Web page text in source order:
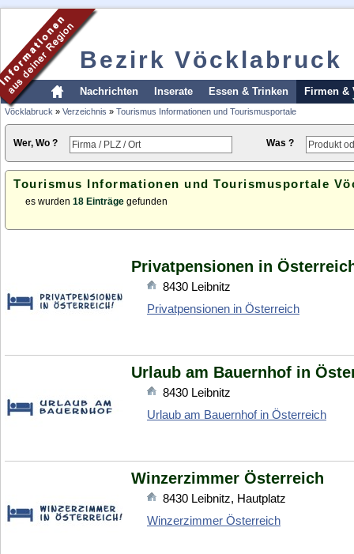
Bezirk Vöcklabruck
Nachrichten Inserate Essen & Trinken Firmen &
Vöcklabruck » Verzeichnis » Tourismus Informationen und Tourismusportale
Wer, Wo ? Was ?
Tourismus Informationen und Tourismusportale
es wurden 18 Einträge gefunden
Privatpensionen in
8430 Leibnitz
Privatpensionen in Österreich
Urlaub am Bauernhof in
8430 Leibnitz
Urlaub am Bauernhof in Österreich
Winzerzimmer Österreich
8430 Leibnitz, Hautplatz
Winzerzimmer Österreich